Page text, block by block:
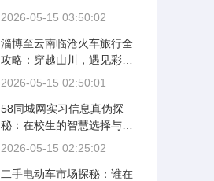
境之旅
2026-05-15 03:50:02
淄博至云南临沧火车旅行全
攻略：穿越山川，遇见彩云
之南
2026-05-15 02:50:01
58同城网实习信息真伪探
秘：在校生的智慧选择与风
险防范
2026-05-15 02:25:02
二手电动车市场探秘：谁在